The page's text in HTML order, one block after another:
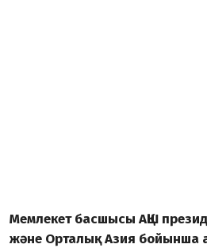
Мемлекет басшысы АҚШ
және Орталық Азия бойынша